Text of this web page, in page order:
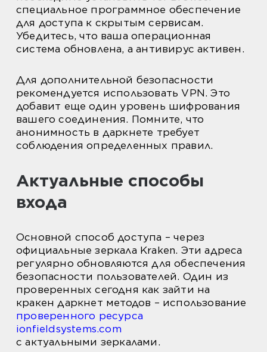
специальное программное обеспечение
для доступа к скрытым сервисам.
Убедитесь, что ваша операционная
система обновлена, а антивирус активен.
Для дополнительной безопасности
рекомендуется использовать VPN. Это
добавит еще один уровень шифрования
вашего соединения. Помните, что
анонимность в даркнете требует
соблюдения определенных правил.
Актуальные способы
входа
Основной способ доступа – через
официальные зеркала Kraken. Эти адреса
регулярно обновляются для обеспечения
безопасности пользователей. Один из
проверенных сегодня как зайти на
кракен даркнет методов – использование
проверенного ресурса
ionfieldsystems.com
с актуальными зеркалами.